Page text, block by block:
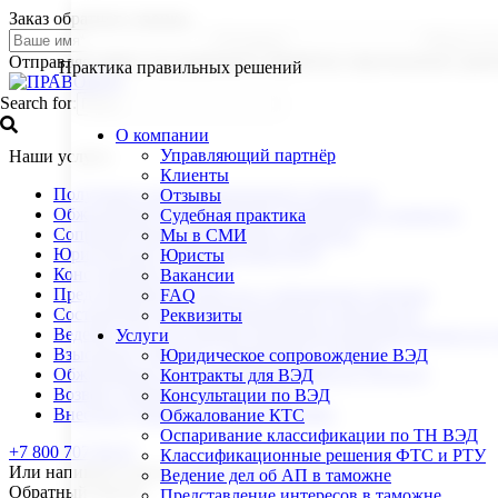
Заказ обратного звонка:
Отправляя заявку, вы разрешаете обработку персональных
Search for:
Наши услуги
Получение классификационного решения
Обжалование корректировки таможенной стоимости
Сопровождение камеральных проверок
Юридическое сопровождение ВЭД
Консультации по ВЭД
Представление интересов в таможенных органах
Составление внешнеэкономических контрактов
Ведение дела об административном правонарушении на
Взыскание убытков с таможенных органов
Обжалование классификации товара по ТН ВЭД
Возврат таможенных платежей
Внесение товарных знаков в ТРОИС
+7 800 707 99 03
Или напишите нам на office@pravoved-centre.ru
Обратный звонок
Практика правильных решений
О компании
Управляющий партнёр
Клиенты
Отзывы
Судебная практика
Мы в СМИ
Юристы
Вакансии
FAQ
Реквизиты
Услуги
Юридическое сопровождение ВЭД
Контракты для ВЭД
Консультации по ВЭД
Обжалование КТС
Оспаривание классификации по ТН ВЭД
Классификационные решения ФТС и РТУ
Ведение дел об АП в таможне